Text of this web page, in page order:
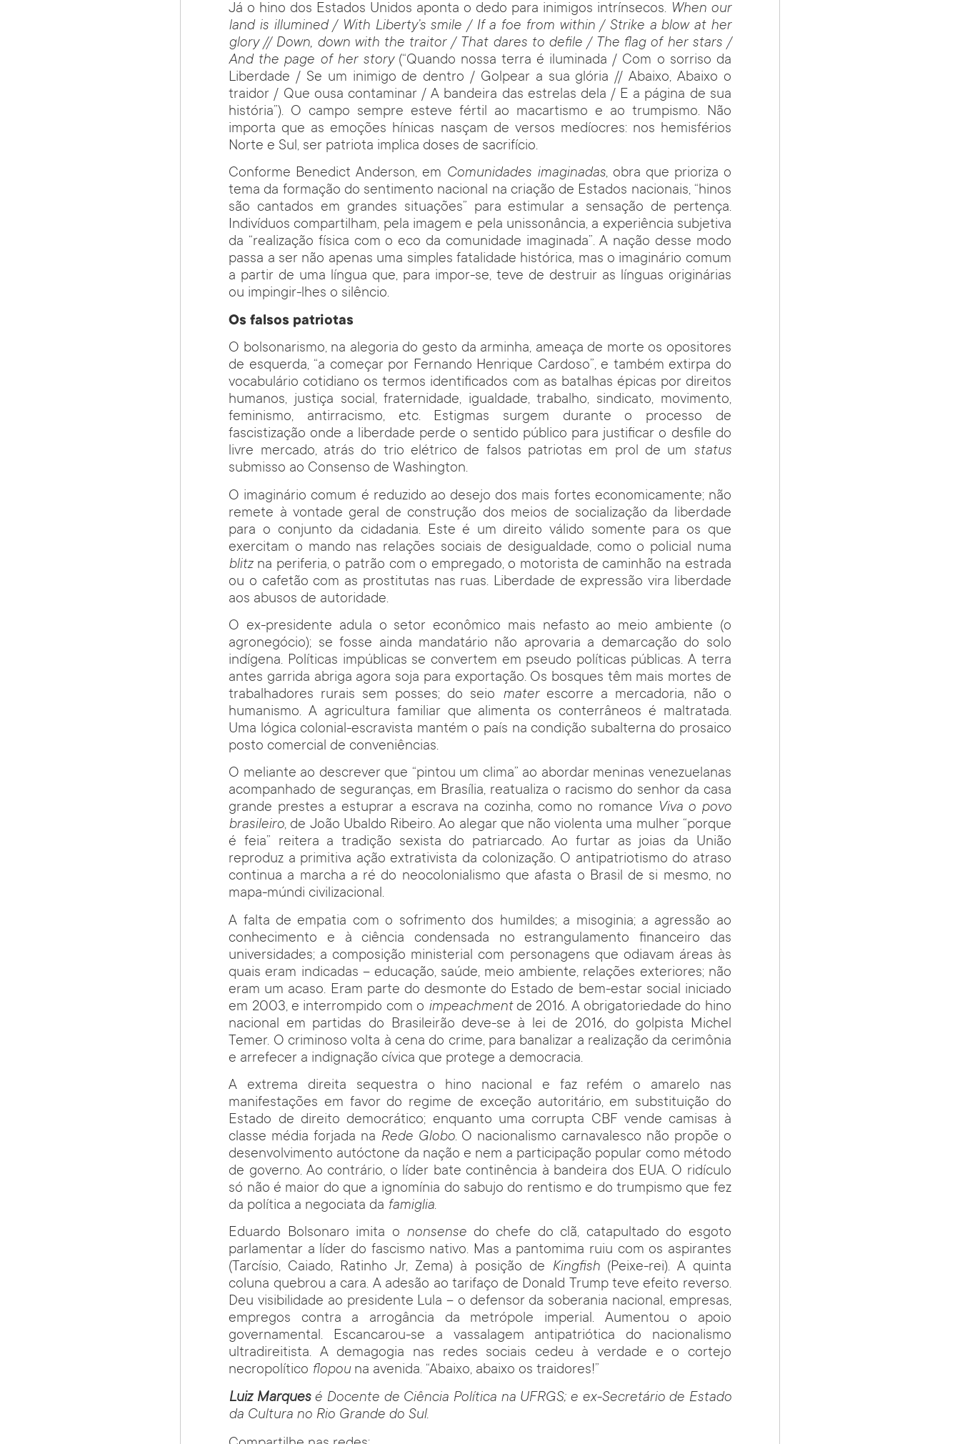
Já o hino dos Estados Unidos aponta o dedo para inimigos intrínsecos. When our
land is illumined / With Liberty’s smile / If a foe from within / Strike a blow at her
glory // Down, down with the traitor / That dares to defile / The flag of her stars /
And the page of her story(“Quando nossa terra é iluminada / Com o sorriso da
Liberdade / Se um inimigo de dentro / Golpear a sua glória // Abaixo, Abaixo o
traidor / Que ousa contaminar / A bandeira das estrelas dela / E a página de sua
história”). O campo sempre esteve fértil ao macartismo e ao trumpismo. Não
importa que as emoções hínicas nasçam de versos medíocres: nos hemisférios
Norte e Sul, ser patriota implica doses de sacrifício.
Conforme Benedict Anderson, em Comunidades imaginadas, obra que prioriza o
tema da formação do sentimento nacional na criação de Estados nacionais, “hinos
são cantados em grandes situações” para estimular a sensação de pertença.
Indivíduos compartilham, pela imagem e pela unissonância, a experiência subjetiva
da “realização física com o eco da comunidade imaginada”. A nação desse modo
passa a ser não apenas uma simples fatalidade histórica, mas o imaginário comum
a partir de uma língua que, para impor-se, teve de destruir as línguas originárias
ou impingir-lhes o silêncio.
Os falsos patriotas
O bolsonarismo, na alegoria do gesto da arminha, ameaça de morte os opositores
de esquerda, “a começar por Fernando Henrique Cardoso”, e também extirpa do
vocabulário cotidiano os termos identificados com as batalhas épicas por direitos
humanos, justiça social, fraternidade, igualdade, trabalho, sindicato, movimento,
feminismo, antirracismo, etc. Estigmas surgem durante o processo de
fascistização onde a liberdade perde o sentido público para justificar o desfile do
livre mercado, atrás do trio elétrico de falsos patriotas em prol de um status
submisso ao Consenso de Washington.
O imaginário comum é reduzido ao desejo dos mais fortes economicamente; não
remete à vontade geral de construção dos meios de socialização da liberdade
para o conjunto da cidadania. Este é um direito válido somente para os que
exercitam o mando nas relações sociais de desigualdade, como o policial numa
blitzna periferia, o patrão com o empregado, o motorista de caminhão na estrada
ou o cafetão com as prostitutas nas ruas. Liberdade de expressão vira liberdade
aos abusos de autoridade.
O ex-presidente adula o setor econômico mais nefasto ao meio ambiente (o
agronegócio); se fosse ainda mandatário não aprovaria a demarcação do solo
indígena. Políticas impúblicas se convertem em pseudo políticas públicas. A terra
antes garrida abriga agora soja para exportação.Os bosques têm mais mortes de
trabalhadores rurais sem posses; do seio materescorre a mercadoria, não o
humanismo. A agricultura familiar que alimenta os conterrâneos é maltratada.
Uma lógica colonial-escravista mantém o país na condição subalterna do prosaico
posto comercial de conveniências.
O meliante ao descrever que “pintou um clima” ao abordar meninas venezuelanas
acompanhado de seguranças, em Brasília, reatualiza o racismo do senhor da casa
grande prestes a estuprar a escrava na cozinha, como no romance Viva o povo
brasileiro, de João Ubaldo Ribeiro. Ao alegar que não violenta uma mulher “porque
é feia” reitera a tradição sexista do patriarcado. Ao furtar as joias da União
reproduz a primitiva ação extrativista da colonização. O antipatriotismo do atraso
continua a marcha a ré do neocolonialismo que afasta o Brasil de si mesmo, no
mapa-múndi civilizacional.
A falta de empatia com o sofrimento dos humildes; a misoginia; a agressão ao
conhecimento e à ciência condensada no estrangulamento financeiro das
universidades; a composição ministerial com personagens que odiavam áreas às
quais eram indicadas – educação, saúde, meio ambiente, relações exteriores; não
eram um acaso. Eram parte do desmonte do Estado de bem-estar social iniciado
em 2003, e interrompido com o impeachmentde 2016. A obrigatoriedade do hino
nacional em partidas do Brasileirão deve-se à lei de 2016, do golpista Michel
Temer. O criminoso volta à cena do crime, para banalizar a realização da cerimônia
e arrefecer a indignação cívica que protege a democracia.
A extrema direita sequestra o hino nacional e faz refém o amarelo nas
manifestações em favor do regime de exceção autoritário, em substituição do
Estado de direito democrático; enquanto uma corrupta CBF vende camisas à
classe média forjada na Rede Globo. O nacionalismo carnavalesco não propõe o
desenvolvimento autóctone da nação e nem a participação popular como método
de governo. Ao contrário, o líder bate continência à bandeira dos EUA. O ridículo
só não é maior do que a ignomínia do sabujo do rentismo e do trumpismo que fez
da política a negociata da famiglia.
Eduardo Bolsonaro imita o nonsense do chefe do clã, catapultado do esgoto
parlamentar a líder do fascismo nativo. Mas a pantomima ruiu com os aspirantes
(Tarcísio, Caiado, Ratinho Jr, Zema) à posição de Kingfish(Peixe-rei). A quinta
coluna quebrou a cara. A adesão ao tarifaço de Donald Trump teve efeito reverso.
Deu visibilidade ao presidente Lula – o defensor da soberania nacional, empresas,
empregos contra a arrogância da metrópole imperial. Aumentou o apoio
governamental. Escancarou-se a vassalagem antipatriótica do nacionalismo
ultradireitista. A demagogia nas redes sociais cedeu à verdade e o cortejo
necropolítico flopouna avenida. “Abaixo, abaixo os traidores!”
Luiz Marques é Docente de Ciência Política na UFRGS; e ex-Secretário de Estado
da Cultura no Rio Grande do Sul.